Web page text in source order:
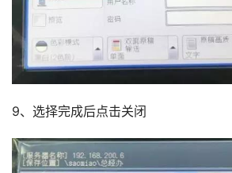
9、选择完成后点击关闭